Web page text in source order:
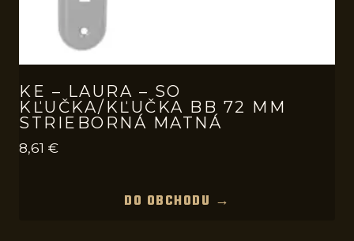
KE – LAURA – SO
KĽUČKA/KĽUČKA BB 72 MM
STRIEBORNÁ MATNÁ
8,61 €
DO OBCHODU →